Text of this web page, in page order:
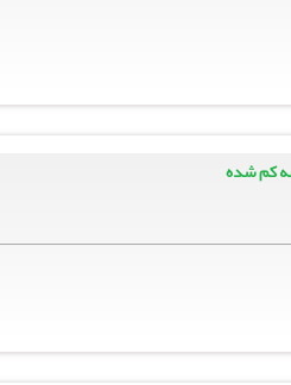
کم شده